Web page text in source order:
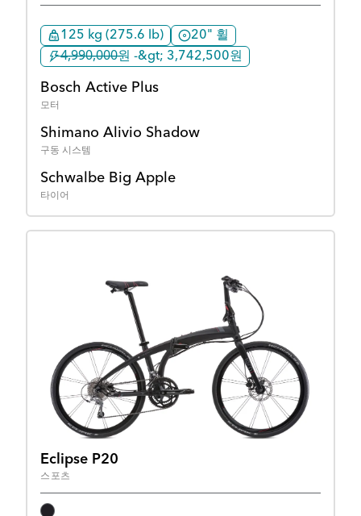
125 kg (275.6 lb)
20" 휠
̶4̶,̶9̶9̶0̶,̶0̶0̶0̶원 -&gt; 3,742,500원
Bosch Active Plus
모터
Shimano Alivio Shadow
구동 시스템
Schwalbe Big Apple
타이어
Eclipse P20
스포츠